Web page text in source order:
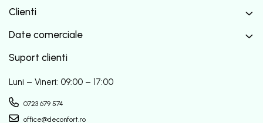
Clienti
Date comerciale
Suport clienti
Luni – Vineri: 09:00 – 17:00
0723 679 574
office@deconfort.ro